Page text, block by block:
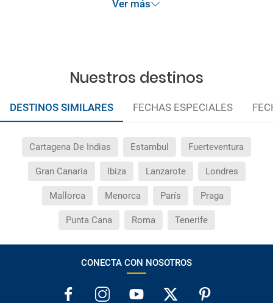
Ver más
Nuestros destinos
DESTINOS SIMILARES FECHAS ESPECIALES
Cartagena De Indias Estambul Fuerteventura
Gran Canaria Ibiza Lanzarote Londres
Mallorca Menorca París Praga
Punta Cana Roma Tenerife
CONECTA CON NOSOTROS